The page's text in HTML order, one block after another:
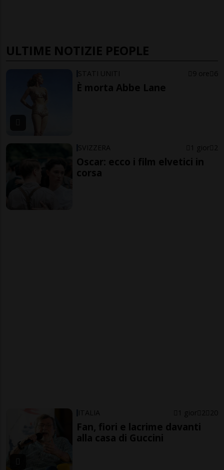
ULTIME NOTIZIE PEOPLE
STATI UNITI 9 ore 6
È morta Abbe Lane
SVIZZERA 1 gior 2
Oscar: ecco i film elvetici in
corsa
ITALIA 1 gior 2 20
Fan, fiori e lacrime davanti
alla casa di Guccini